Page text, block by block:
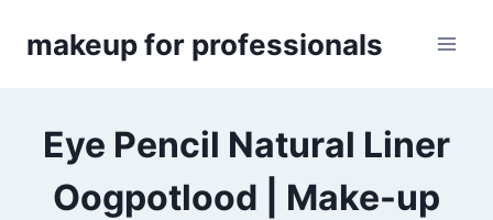
makeup for professionals
Eye Pencil Natural Liner
Oogpotlood | Make-up